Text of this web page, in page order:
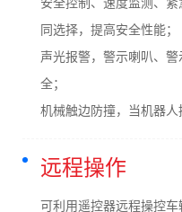
安全控制、速度监测、
同选择，提高安全性能；
声光报警，警示喇叭、
全；
机械触边防撞，当机器人
远程操作
可利用遥控器远程操控